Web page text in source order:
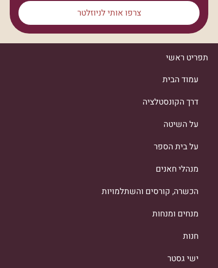
צרפו אותי לניוזלטר
תפריט ראשי
עמוד הבית
דרך הקונסטלציה
על השיטה
על בית הספר
מנהלי חאנים
הכשרה, קורסים והשתלמויות
מנחים ומנחות
חנות
ישי גסטר